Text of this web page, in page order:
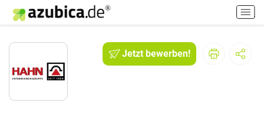
H
a
p
Jetzt bewerben!